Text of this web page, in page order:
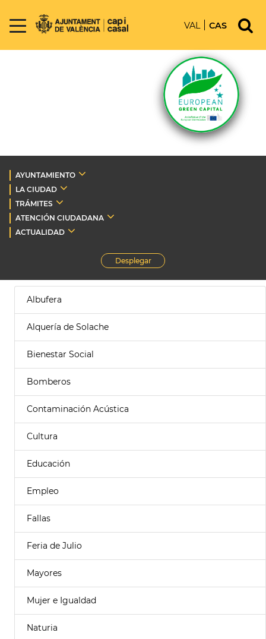
VAL CAS
AYUNTAMIENTO
LA CIUDAD
TRÁMITES
ATENCIÓN CIUDADANA
ACTUALIDAD
Desplegar
Albufera
Alquería de Solache
Bienestar Social
Bomberos
Contaminación Acústica
Cultura
Educación
Empleo
Fallas
Feria de Julio
Mayores
Mujer e Igualdad
Naturia